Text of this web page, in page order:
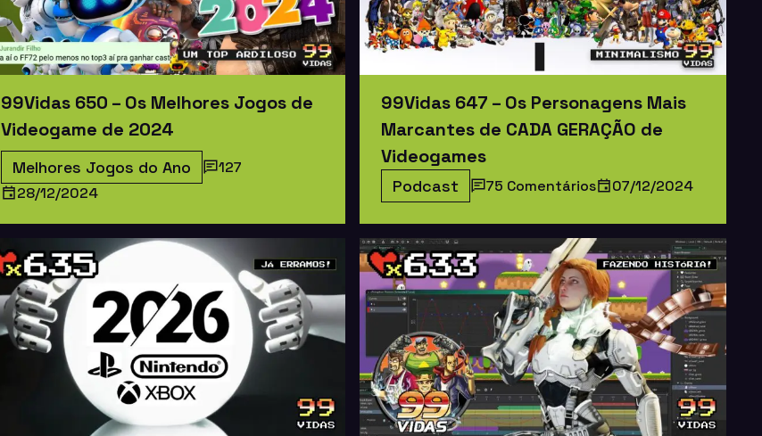
99Vidas 650 – Os Melhores Jogos de
Videogame de 2024
Melhores Jogos do Ano
127
28/12/2024
99Vidas 647 – Os Personagens Mais
Marcantes de CADA GERAÇÃO de
Videogames
Podcast 75 Comentários 07/12/2024